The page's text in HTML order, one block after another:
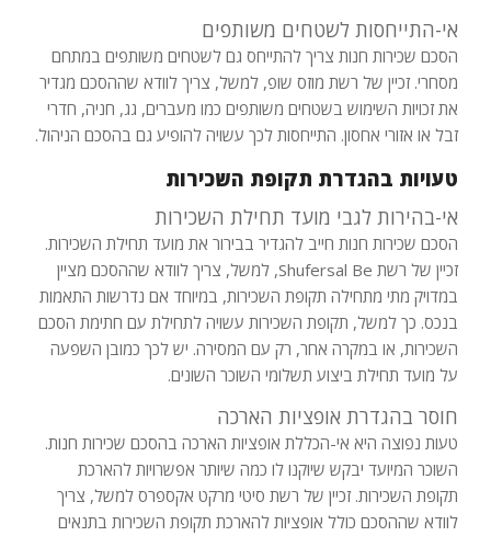
אי-התייחסות לשטחים משותפים
הסכם שכירות חנות צריך להתייחס גם לשטחים משותפים במתחם
מסחרי. זכיין של רשת מוזס שופ, למשל, צריך לוודא שההסכם מגדיר
את זכויות השימוש בשטחים משותפים כמו מעברים, גג, חניה, חדרי
זבל או אזורי אחסון. התייחסות לכך עשויה להופיע גם בהסכם הניהול.
טעויות בהגדרת תקופת השכירות
אי-בהירות לגבי מועד תחילת השכירות
הסכם שכירות חנות חייב להגדיר בבירור את מועד תחילת השכירות.
זכיין של רשת Shufersal Be, למשל, צריך לוודא שההסכם מציין
במדויק מתי מתחילה תקופת השכירות, במיוחד אם נדרשות התאמות
בנכס. כך למשל, תקופת השכירות עשויה לתחילת עם חתימת הסכם
השכירות, או במקרה אחר, רק עם המסירה. יש לכך כמובן השפעה
על מועד תחילת ביצוע תשלומי השוכר השונים.
חוסר בהגדרת אופציות הארכה
טעות נפוצה היא אי-הכללת אופציות הארכה בהסכם שכירות חנות.
השוכר המיועד יבקש שיוקנו לו כמה שיותר אפשרויות להארכת
תקופת השכירות. זכיין של רשת סיטי מרקט אקספרס למשל, צריך
לוודא שההסכם כולל אופציות להארכת תקופת השכירות בתנאים